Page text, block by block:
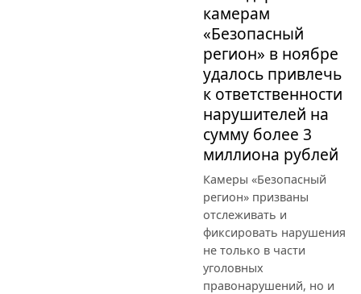
камерам
«Безопасный
регион» в ноябре
удалось привлечь
к ответственности
нарушителей на
сумму более 3
миллиона рублей
Камеры «Безопасный
регион» призваны
отслеживать и
фиксировать нарушения
не только в части
уголовных
правонарушений, но и